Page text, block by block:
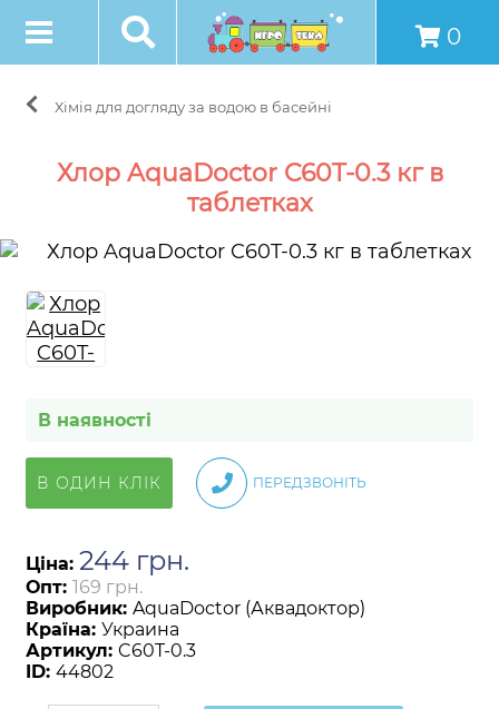
0
Хімія для догляду за водою в басейні
Хлор AquaDoctor C60T-0.3 кг в
таблетках
В наявності
В ОДИН КЛІК ПЕРЕДЗВОНІТЬ
Ціна: 244 грн.
Опт: 169 грн.
Виробник: AquaDoctor (Аквадоктор)
Країна: Украина
Артикул: C60T-0.3
ID: 44802